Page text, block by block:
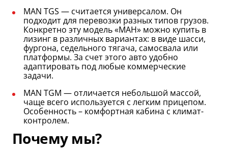
MAN TGS — считается универсалом. Он
подходит для перевозки разных типов грузов.
Конкретно эту модель «МАН» можно купить в
лизинг в различных вариантах: в виде шасси,
фургона, седельного тягача, самосвала или
платформы. За счет этого авто удобно
адаптировать под любые коммерческие
задачи.
MAN TGM — отличается небольшой массой,
чаще всего используется с легким прицепом.
Особенность – комфортная кабина с климат-
контролем.
Почему мы?